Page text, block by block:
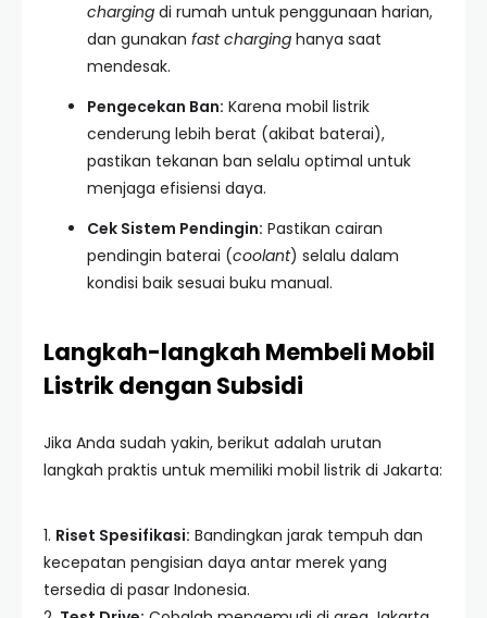
charging di rumah untuk penggunaan harian,
dan gunakan fast charging hanya saat
mendesak.
Pengecekan Ban: Karena mobil listrik
cenderung lebih berat (akibat baterai),
pastikan tekanan ban selalu optimal untuk
menjaga efisiensi daya.
Cek Sistem Pendingin: Pastikan cairan
pendingin baterai (coolant) selalu dalam
kondisi baik sesuai buku manual.
Langkah-langkah Membeli Mobil
Listrik dengan Subsidi
Jika Anda sudah yakin, berikut adalah urutan
langkah praktis untuk memiliki mobil listrik di Jakarta:
1. Riset Spesifikasi: Bandingkan jarak tempuh dan
kecepatan pengisian daya antar merek yang
tersedia di pasar Indonesia.